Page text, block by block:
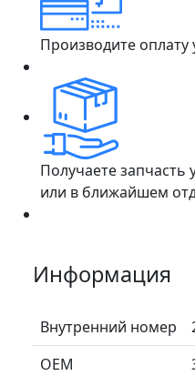
Производите
Получаете запчасть
или в ближайшем
Информация
Внутренний номер
ОЕМ